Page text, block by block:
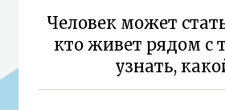
Человек может
кто живет рядом с
узнать,